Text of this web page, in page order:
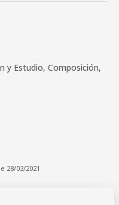
y Estudio, Composición,
28/03/2021